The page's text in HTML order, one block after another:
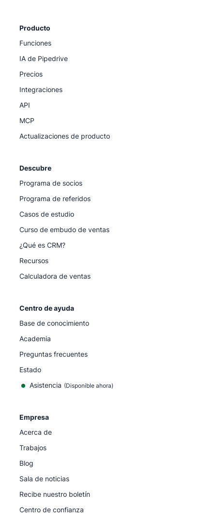
Producto
Funciones
IA de Pipedrive
Precios
Integraciones
API
MCP
Actualizaciones de producto
Descubre
Programa de socios
Programa de referidos
Casos de estudio
Curso de embudo de ventas
¿Qué es CRM?
Recursos
Calculadora de ventas
Centro de ayuda
Base de conocimiento
Academia
Preguntas frecuentes
Estado
Asistencia (Disponible ahora)
Empresa
Acerca de
Trabajos
Blog
Sala de noticias
Recibe nuestro boletín
Centro de confianza